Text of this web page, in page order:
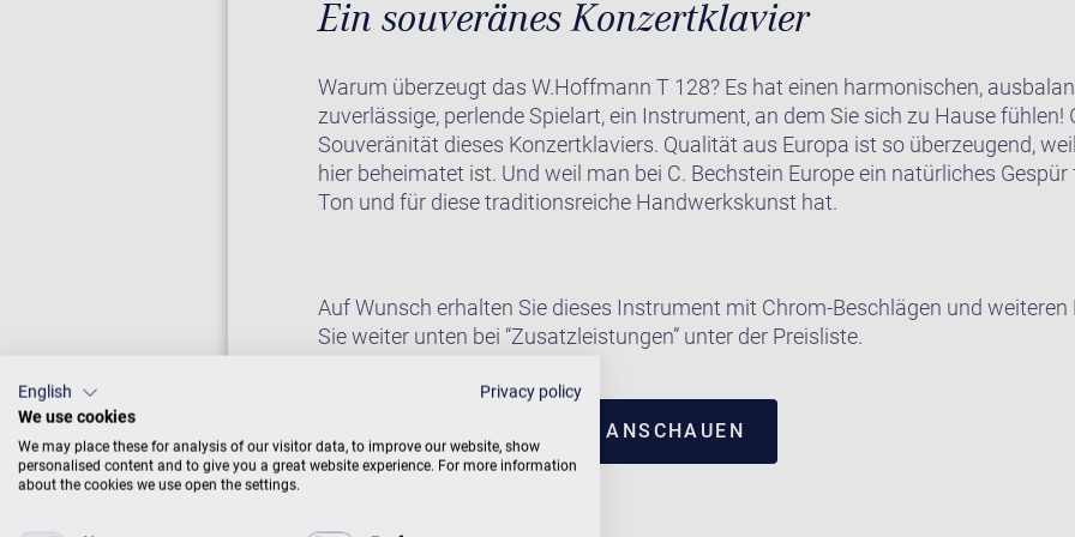
Ein souveränes Konzertklavier
Warum überzeugt das W.Hoffmann T 128? Es hat einen harmonischen,
zuverlässige, perlende Spielart, ein Instrument, an dem Sie sich zu Hause fühlen!
Souveränität dieses Konzertklaviers. Qualität aus Europa ist so überzeugend,
hier beheimatet ist. Und weil man bei C. Bechstein Europe ein natürliches
Ton und für diese traditionsreiche Handwerkskunst hat.
Auf Wunsch erhalten Sie dieses Instrument mit Chrom-Beschlägen und
Sie weiter unten bei “Zusatzleistungen” unter der Preisliste.
KLAVIER IM CENTRUM ANSCHAUEN
English
Privacy policy
We use cookies
We may place these for analysis of our visitor data, to improve our website, show
personalised content and to give you a great website experience. For more information
about the cookies we use open the settings.